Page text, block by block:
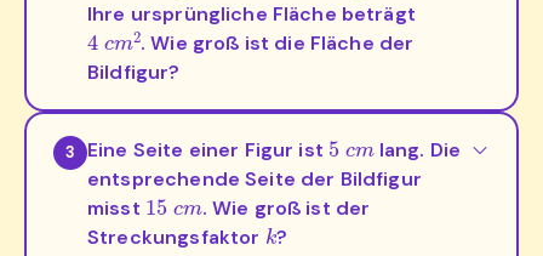
Ihre ursprüngliche Fläche beträgt
4cm2
. Wie groß ist die Fläche der
Bildfigur?
3 Eine Seite einer Figur ist 5
lang. Die
entsprechende Seite der Bildfigur
misst 15cm. Wie groß ist der
Streckungsfaktor k?